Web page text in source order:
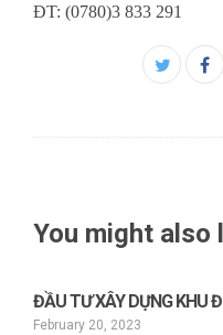
ĐT: (0780)3 833 291
You might also
ĐẦU TƯ XÂY DỰNG KHU
February 20, 2023